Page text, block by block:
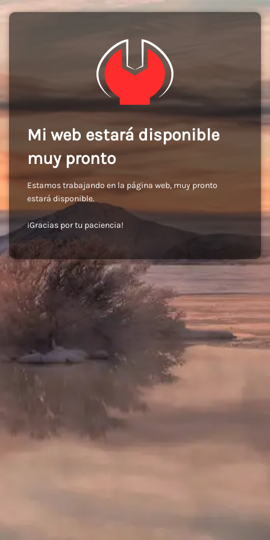
Mi web estará disponible
muy pronto
Estamos trabajando en la página web, muy pronto
estará disponible.
¡Gracias por tu paciencia!